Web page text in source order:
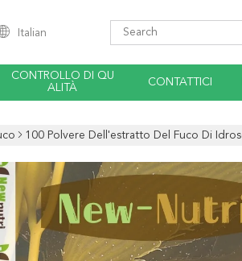
Italian
CONTROLLO DI QU
ALITÀ
CONTATTICI
100 Polvere Dell'estratto Del Fuco Di